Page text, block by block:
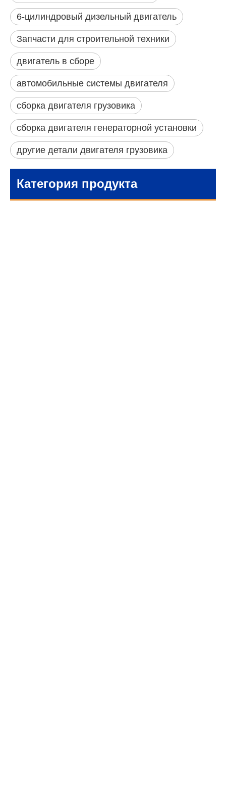
6-цилиндровый дизельный двигатель
Запчасти для строительной техники
двигатель в сборе
автомобильные системы двигателя
сборка двигателя грузовика
сборка двигателя генераторной установки
другие детали двигателя грузовика
Категория продукта